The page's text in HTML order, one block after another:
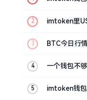
imtoken里
BTC今日行
一个钱包不
imtoken钱